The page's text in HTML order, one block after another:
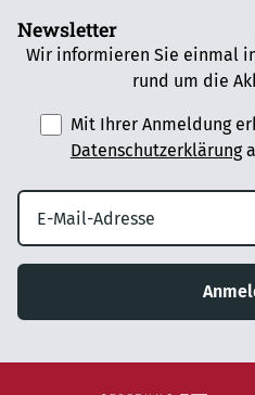
Newsletter
Wir informieren Sie einmal
rund um die
Mit Ihrer Anmeldung
Datenschutzerklärung